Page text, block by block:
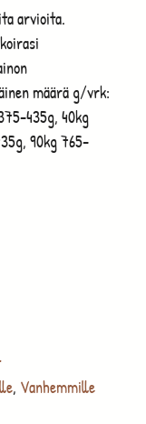
arvioita.
määrä g/vrk:
435g, 40kg
90kg 765-
, Vanhemmille